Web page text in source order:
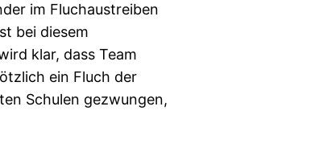
im Fluchaustreiben
bei diesem
klar, dass Team
ein Fluch der
Schulen gezwungen,